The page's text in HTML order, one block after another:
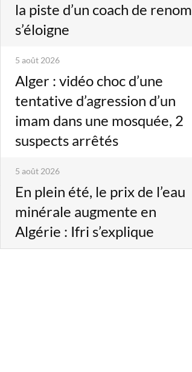
la piste d’un coach de renom
s’éloigne
5 août 2026
Alger : vidéo choc d’une
tentative d’agression d’un
imam dans une mosquée, 2
suspects arrêtés
5 août 2026
En plein été, le prix de l’eau
minérale augmente en
Algérie : Ifri s’explique